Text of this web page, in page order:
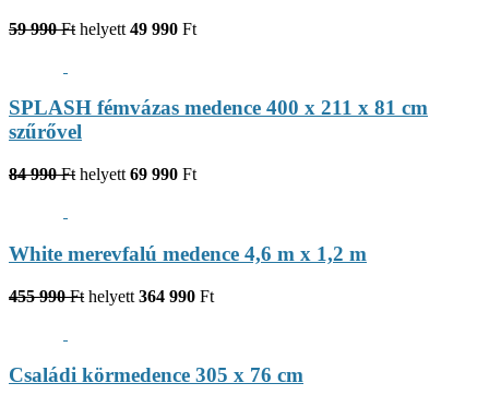
59 990 Ft helyett 49 990 Ft
SPLASH fémvázas medence 400 x 211 x 81 cm
szűrővel
84 990 Ft helyett 69 990 Ft
White merevfalú medence 4,6 m x 1,2 m
455 990 Ft helyett 364 990 Ft
Családi körmedence 305 x 76 cm